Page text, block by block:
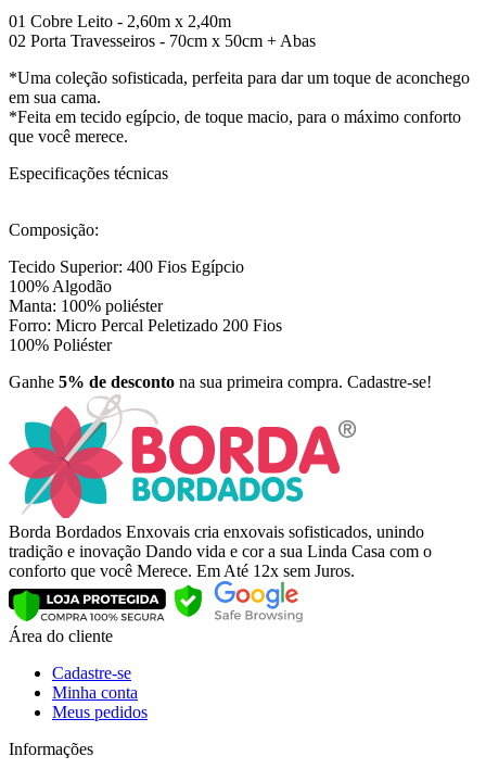
01 Cobre Leito - 2,60m x 2,40m
02 Porta Travesseiros - 70cm x 50cm + Abas
*Uma coleção sofisticada, perfeita para dar um toque de aconchego
em sua cama.
*Feita em tecido egípcio, de toque macio, para o máximo conforto
que você merece.
Especificações técnicas
Composição:
Tecido Superior: 400 Fios Egípcio
100% Algodão
Manta: 100% poliéster
Forro: Micro Percal Peletizado 200 Fios
100% Poliéster
Ganhe 5% de desconto na sua primeira compra. Cadastre-se!
Borda Bordados Enxovais cria enxovais sofisticados, unindo
tradição e inovação Dando vida e cor a sua Linda Casa com o
conforto que você Merece. Em Até 12x sem Juros.
Área do cliente
Cadastre-se
Minha conta
Meus pedidos
Informações